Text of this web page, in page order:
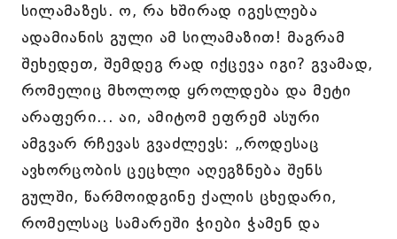
სილამაზეს. ო, რა ხშირად იგესლება
ადამიანის გული ამ სილამაზით! მაგრამ
შეხედეთ, შემდეგ რად იქცევა იგი? გვამად,
რომელიც მხოლოდ ყროლდება და მეტი
არაფერი... აი, ამიტომ ეფრემ ასური
ამგვარ რჩევას გვაძლევს: „როდესაც
ავხორცობის ცეცხლი აღეგზნება შენს
გულში, წარმოიდგინე ქალის ცხედარი,
რომელსაც სამარეში ჭიები ჭამენ და